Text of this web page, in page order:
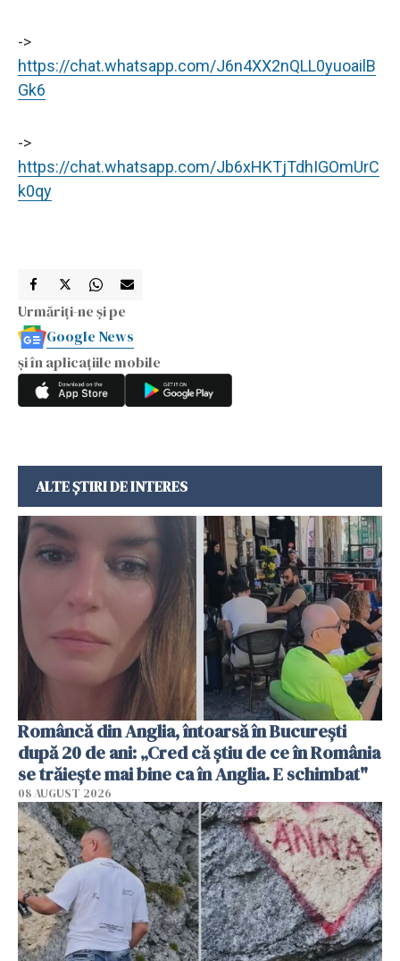
->
https://chat.whatsapp.com/J6n4XX2nQLL0yuoailB
Gk6
->
https://chat.whatsapp.com/Jb6xHKTjTdhIGOmUrC
k0qy
Urmăriți-ne și pe
Google News
și în aplicațiile mobile
ALTE ȘTIRI DE INTERES
Româncă din Anglia, întoarsă în București
după 20 de ani: „Cred că știu de ce în România
se trăiește mai bine ca în Anglia. E schimbat"
08 AUGUST 2026